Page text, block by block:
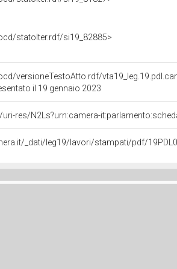
statoIter.rdf/si19_82885>
versioneTestoAtto.rdf/
il 19 gennaio 2023
res/N2Ls?urn:camera-
_dati/leg19/lavori/stampati/pdf/